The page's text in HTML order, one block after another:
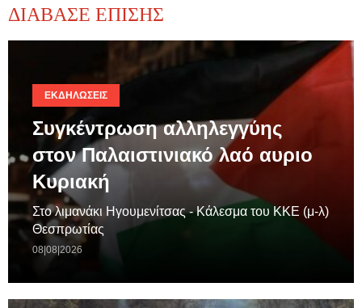
ΔΙΑΒΑΣΕ ΕΠΙΣΗΣ
ΕΚΔΗΛΏΣΕΙΣ
Συγκέντρωση αλληλεγγύης
στον Παλαιστινιακό λαό αυριο
Κυριακή
Στο λιμανάκι Ηγουμενίτσας - Κάλεσμα του ΚΚΕ (μ-λ)
Θεσπρωτίας
08|08|2026